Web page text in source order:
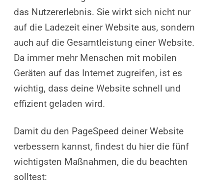
das Nutzererlebnis. Sie wirkt sich nicht nur
auf die Ladezeit einer Website aus, sondern
auch auf die Gesamtleistung einer Website.
Da immer mehr Menschen mit mobilen
Geräten auf das Internet zugreifen, ist es
wichtig, dass deine Website schnell und
effizient geladen wird.
Damit du den PageSpeed deiner Website
verbessern kannst, findest du hier die fünf
wichtigsten Maßnahmen, die du beachten
solltest: